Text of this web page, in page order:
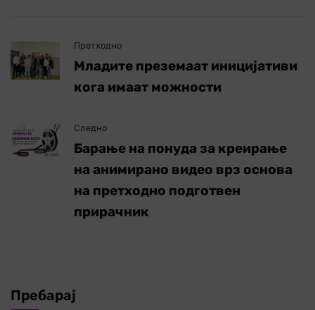
Претходно
Младите преземаат иницијативи
кога имаат можности
Следно
Барање на понуда за креирање
на анимирано видео врз основа
на претходно подготвен
прирачник
Пребарај